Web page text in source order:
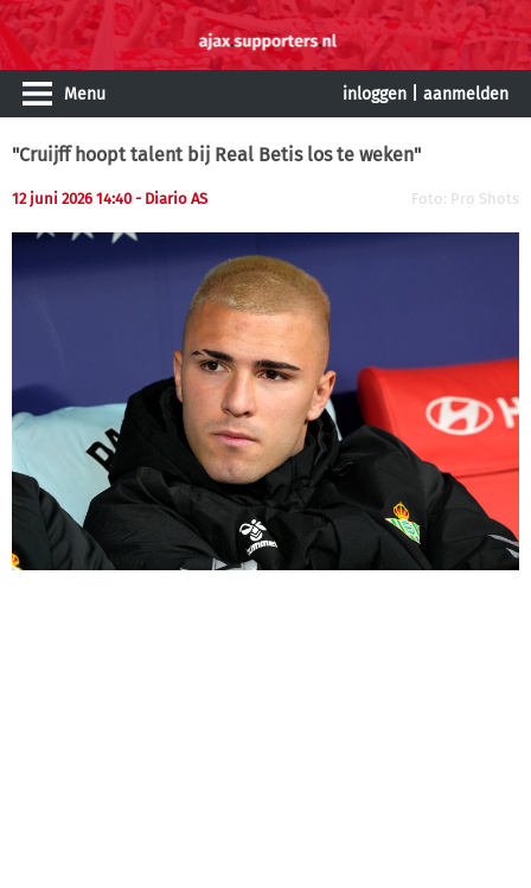
Menu inloggen aanmelden
"Cruijff hoopt talent bij Real Betis los te weken"
12 juni 2026 14:40 - Diario AS Foto: Pro Shots